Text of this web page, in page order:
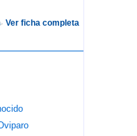
Ver ficha completa